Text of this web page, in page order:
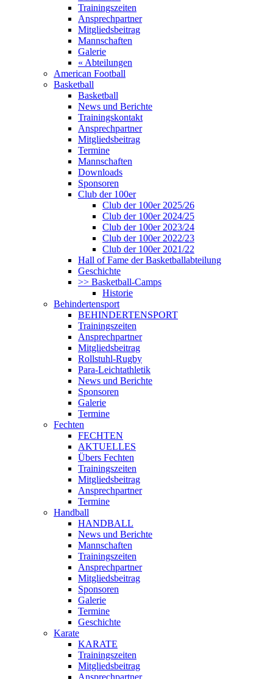
Trainingszeiten
Ansprechpartner
Mitgliedsbeitrag
Mannschaften
Galerie
« Abteilungen
American Football
Basketball
Basketball
News und Berichte
Trainingskontakt
Ansprechpartner
Mitgliedsbeitrag
Termine
Mannschaften
Downloads
Sponsoren
Club der 100er
Club der 100er 2025/26
Club der 100er 2024/25
Club der 100er 2023/24
Club der 100er 2022/23
Club der 100er 2021/22
Hall of Fame der Basketballabteilung
Geschichte
>> Basketball-Camps
Historie
Behindertensport
BEHINDERTENSPORT
Trainingszeiten
Ansprechpartner
Mitgliedsbeitrag
Rollstuhl-Rugby
Para-Leichtathletik
News und Berichte
Sponsoren
Galerie
Termine
Fechten
FECHTEN
AKTUELLES
Übers Fechten
Trainingszeiten
Mitgliedsbeitrag
Ansprechpartner
Termine
Handball
HANDBALL
News und Berichte
Mannschaften
Trainingszeiten
Ansprechpartner
Mitgliedsbeitrag
Sponsoren
Galerie
Termine
Geschichte
Karate
KARATE
Trainingszeiten
Mitgliedsbeitrag
Ansprechpartner